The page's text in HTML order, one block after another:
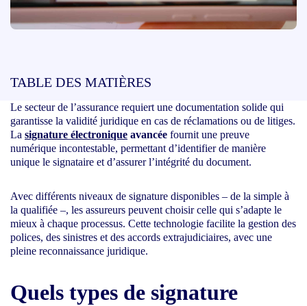
TABLE DES MATIÈRES
Le secteur de l’assurance requiert une documentation solide qui
garantisse la validité juridique en cas de réclamations ou de litiges.
La signature électronique avancée fournit une preuve
numérique incontestable, permettant d’identifier de manière
unique le signataire et d’assurer l’intégrité du document.
Avec différents niveaux de signature disponibles – de la simple à
la qualifiée –, les assureurs peuvent choisir celle qui s’adapte le
mieux à chaque processus. Cette technologie facilite la gestion des
polices, des sinistres et des accords extrajudiciaires, avec une
pleine reconnaissance juridique.
Quels types de signature